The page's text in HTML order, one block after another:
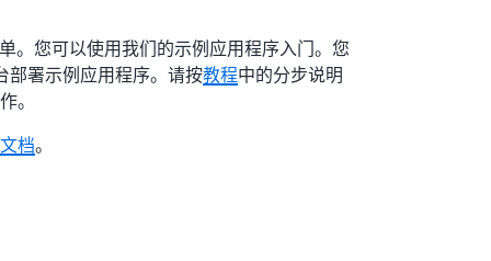
。您可以使用我们的示例应用程序入门。您
部署示例应用程序。请按教程中的分步说明
。
文档。